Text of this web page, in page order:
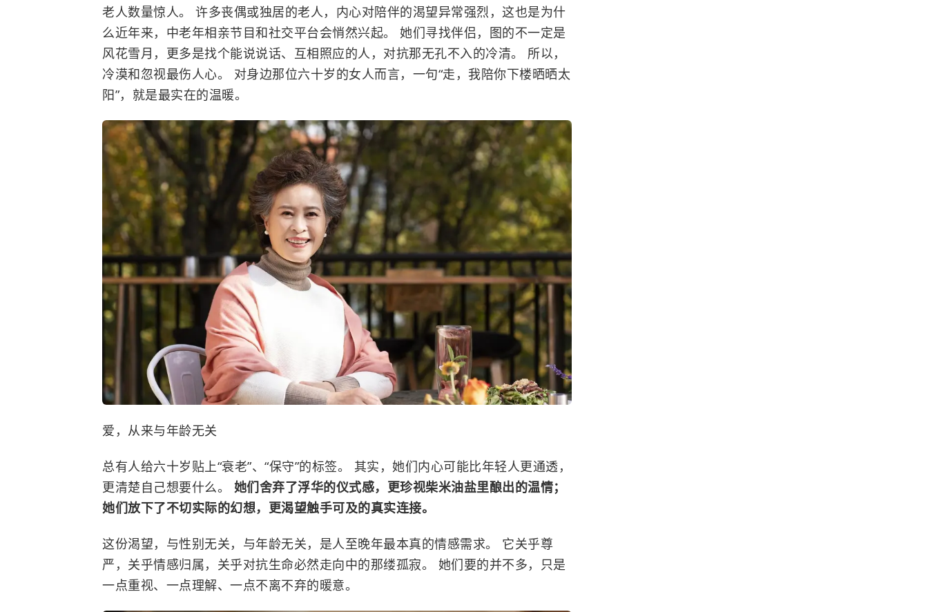
老人数量惊人。 许多丧偶或独居的老人，内心对陪伴的渴望异常强烈，这也是为什
么近年来，中老年相亲节目和社交平台会悄然兴起。 她们寻找伴侣，图的不一定是
风花雪月，更多是找个能说说话、互相照应的人，对抗那无孔不入的冷清。 所以，
冷漠和忽视最伤人心。 对身边那位六十岁的女人而言，一句“走，我陪你下楼晒晒太
阳”，就是最实在的温暖。
爱，从来与年龄无关
总有人给六十岁贴上“衰老”、“保守”的标签。 其实，她们内心可能比年轻人更通透，
更清楚自己想要什么。 她们舍弃了浮华的仪式感，更珍视柴米油盐里酿出的温情；
她们放下了不切实际的幻想，更渴望触手可及的真实连接。
这份渴望，与性别无关，与年龄无关，是人至晚年最本真的情感需求。 它关乎尊
严，关乎情感归属，关乎对抗生命必然走向中的那缕孤寂。 她们要的并不多，只是
一点重视、一点理解、一点不离不弃的暖意。